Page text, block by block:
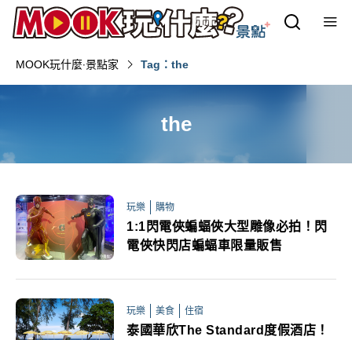
MOOK玩什麼‧景點家 Tag：the
the
玩樂 購物
1:1閃電俠蝙蝠俠大型雕像必拍！閃
電俠快閃店蝙蝠車限量販售
玩樂 美食 住宿
泰國華欣The Standard度假酒店！